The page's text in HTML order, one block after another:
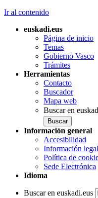
Ir al contenido
euskadi.eus
Página de inicio
Temas
Gobierno Vasco
Trámites
Herramientas
Contacto
Buscador
Mapa web
Buscar en
Información general
Accesibilidad
Información legal
Política de
Sede Electrónica
Idioma
Buscar en euskadi.eus